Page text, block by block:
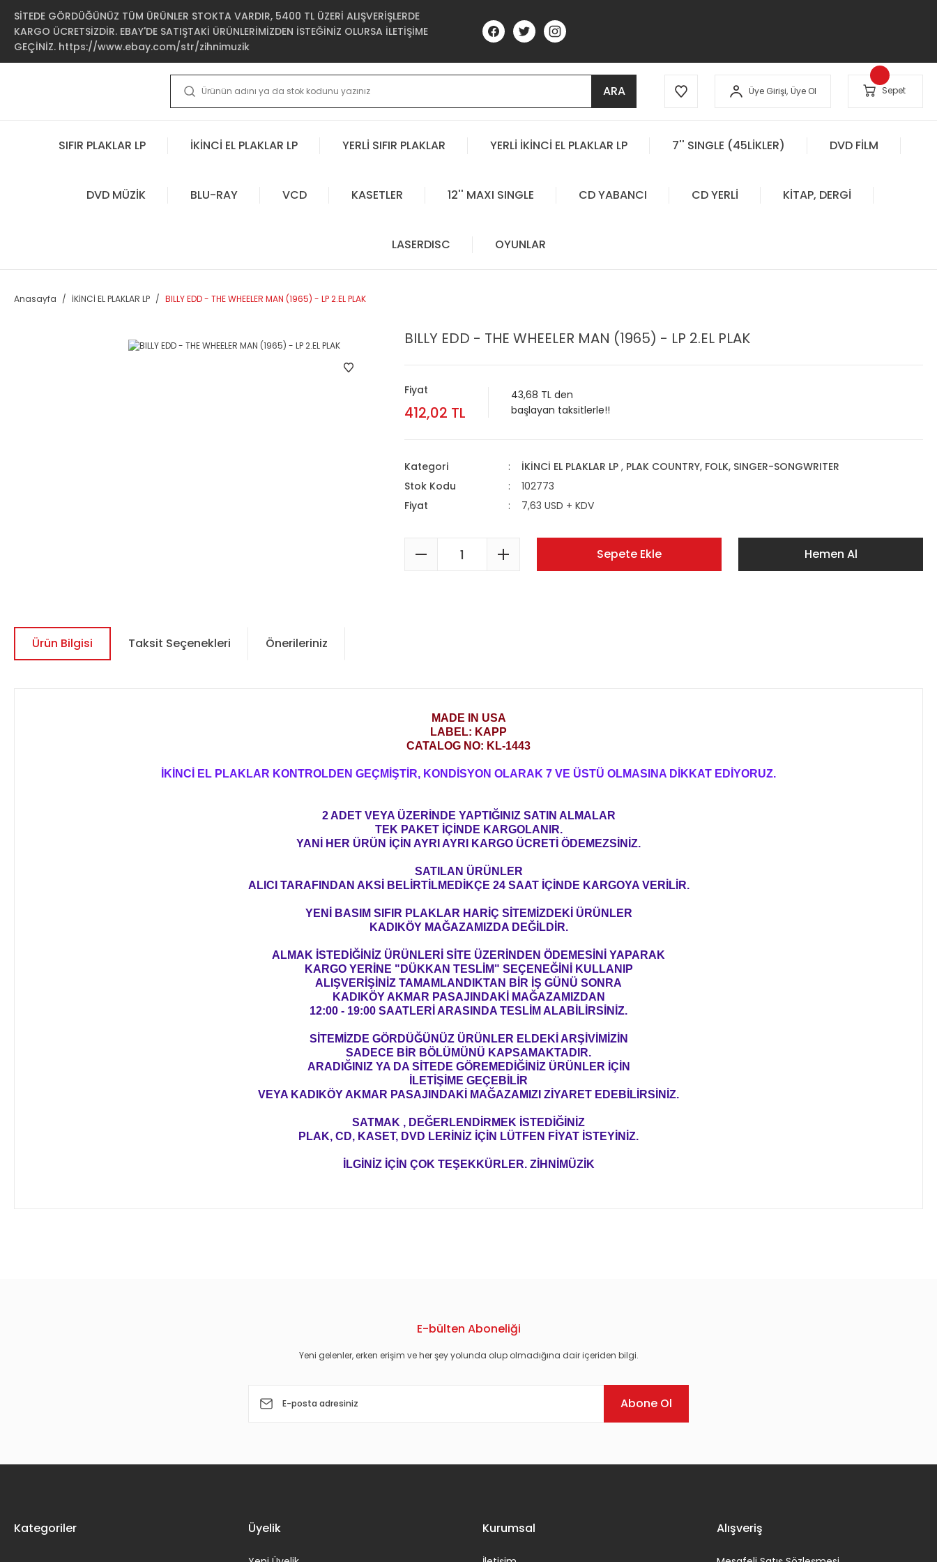
SİTEDE GÖRDÜĞÜNÜZ TÜM ÜRÜNLER STOKTA VARDIR, 5400 TL ÜZERİ ALIŞVERİŞLERDE
KARGO ÜCRETSİZDİR. EBAY'DE SATIŞTAKİ ÜRÜNLERİMİZDEN İSTEĞİNİZ OLURSA İLETİŞİME
GEÇİNİZ. https://www.ebay.com/str/zihnimuzik
ARA Üye Girişi, Üye Ol Sepet
SIFIR PLAKLAR LP İKİNCİ EL PLAKLAR LP YERLİ SIFIR PLAKLAR YERLİ İKİNCİ EL PLAKLAR LP 7'' SINGLE (45LİKLER) DVD FİLM
DVD MÜZİK BLU-RAY VCD KASETLER 12'' MAXI SINGLE CD YABANCI CD YERLİ KİTAP, DERGİ
LASERDISC OYUNLAR
Anasayfa İKİNCİ EL PLAKLAR LP BILLY EDD - THE WHEELER MAN (1965) - LP 2.EL PLAK
BILLY EDD - THE WHEELER MAN (1965) - LP 2.EL PLAK
Fiyat
412,02 TL
43,68 TL den
başlayan taksitlerle!!
Kategori İKİNCİ EL PLAKLAR LP , PLAK COUNTRY, FOLK, SINGER-SONGWRITER
Stok Kodu
102773
Fiyat
7,63 USD + KDV
Sepete Ekle Hemen Al
Ürün Bilgisi Taksit Seçenekleri Önerileriniz
MADE IN USA
LABEL: KAPP
CATALOG NO: KL-1443
İKİNCİ EL PLAKLAR KONTROLDEN GEÇMİŞTİR, KONDİSYON OLARAK 7 VE ÜSTÜ OLMASINA DİKKAT EDİYORUZ.
2 ADET VEYA ÜZERİNDE YAPTIĞINIZ SATIN ALMALAR
TEK PAKET İÇİNDE KARGOLANIR.
YANİ HER ÜRÜN İÇİN AYRI AYRI KARGO ÜCRETİ ÖDEMEZSİNİZ.
SATILAN ÜRÜNLER
ALICI TARAFINDAN AKSİ BELİRTİLMEDİKÇE 24 SAAT İÇİNDE KARGOYA VERİLİR.
YENİ BASIM SIFIR PLAKLAR HARİÇ SİTEMİZDEKİ ÜRÜNLER
KADIKÖY MAĞAZAMIZDA DEĞİLDİR.
ALMAK İSTEDİĞİNİZ ÜRÜNLERİ SİTE ÜZERİNDEN ÖDEMESİNİ YAPARAK
KARGO YERİNE "DÜKKAN TESLİM" SEÇENEĞİNİ KULLANIP
ALIŞVERİŞİNİZ TAMAMLANDIKTAN BİR İŞ GÜNÜ SONRA
KADIKÖY AKMAR PASAJINDAKİ MAĞAZAMIZDAN
12:00 - 19:00 SAATLERİ ARASINDA TESLİM ALABİLİRSİNİZ.
SİTEMİZDE GÖRDÜĞÜNÜZ ÜRÜNLER ELDEKİ ARŞİVİMİZİN
SADECE BİR BÖLÜMÜNÜ KAPSAMAKTADIR.
ARADIĞINIZ YA DA SİTEDE GÖREMEDİĞİNİZ ÜRÜNLER İÇİN
İLETİŞİME GEÇEBİLİR
VEYA KADIKÖY AKMAR PASAJINDAKİ MAĞAZAMIZI ZİYARET EDEBİLİRSİNİZ.
SATMAK , DEĞERLENDİRMEK İSTEDİĞİNİZ
PLAK, CD, KASET, DVD LERİNİZ İÇİN LÜTFEN FİYAT İSTEYİNİZ.
İLGİNİZ İÇİN ÇOK TEŞEKKÜRLER. ZİHNİMÜZİK
E-bülten Aboneliği
Yeni gelenler, erken erişim ve her şey yolunda olup olmadığına dair içeriden bilgi.
Abone Ol
Kategoriler Üyelik Kurumsal Alışveriş